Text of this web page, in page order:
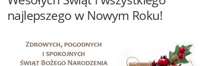
najlepszego w Nowym Roku!